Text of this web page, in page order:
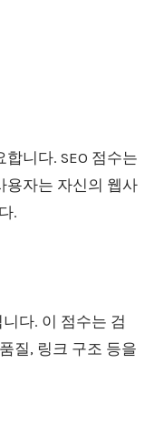
니다. SEO 점수는
용자는 자신의 웹사
.
다. 이 점수는 검
질, 링크 구조 등을